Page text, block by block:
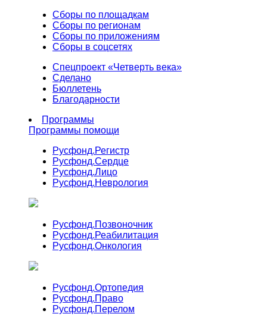
Сборы по площадкам
Сборы по регионам
Сборы по приложениям
Сборы в соцсетях
Спецпроект «Четверть века»
Сделано
Бюллетень
Благодарности
Программы
Программы помощи
Русфонд.Регистр
Русфонд.Сердце
Русфонд.Лицо
Русфонд.Неврология
Русфонд.Позвоночник
Русфонд.Реабилитация
Русфонд.Онкология
Русфонд.Ортопедия
Русфонд.Право
Русфонд.Перелом